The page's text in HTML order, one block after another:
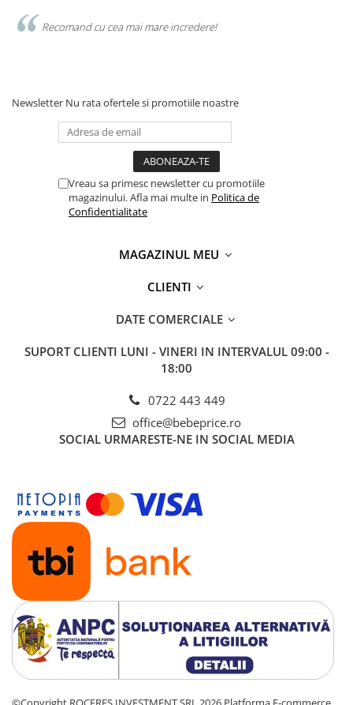
Recomand cu cea mai mare incredere!
Newsletter Nu rata ofertele si promotiile noastre
Vreau sa primesc newsletter cu promotiile
magazinului. Afla mai multe in Politica de
Confidentialitate
MAGAZINUL MEU
CLIENTI
DATE COMERCIALE
SUPORT CLIENTI LUNI - VINERI IN INTERVALUL 09:00 -
18:00
0722 443 449
office@bebeprice.ro
SOCIAL URMARESTE-NE IN SOCIAL MEDIA